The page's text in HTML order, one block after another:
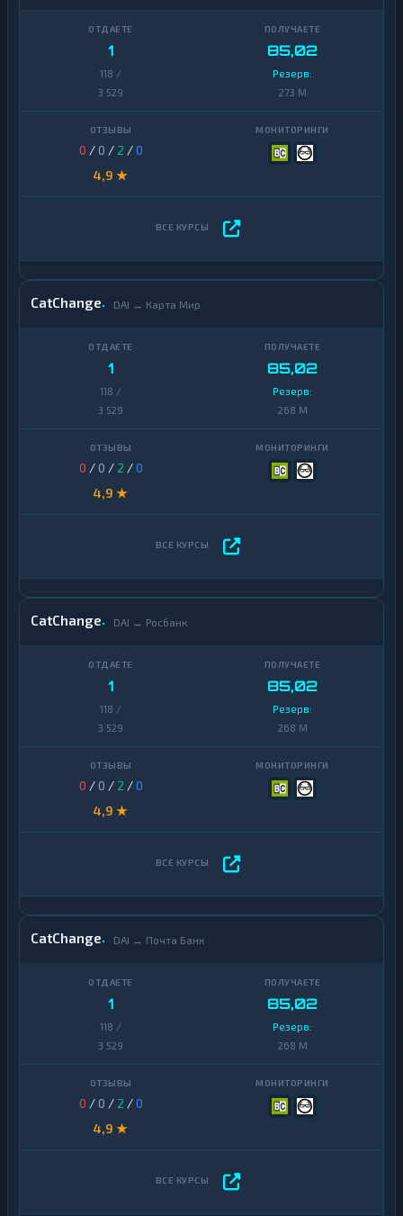
1
118 /
3 529
85,02
Резерв:
273 M
0 / 0 / 2 /0
4,9 ★
CatChange DAI ↔ Карта Мир
1
118 /
3 529
85,02
Резерв:
268 M
0 / 0 / 2 /0
4,9 ★
CatChange DAI ↔ Росбанк
1
118 /
3 529
85,02
Резерв:
268 M
0 / 0 / 2 /0
4,9 ★
CatChange DAI ↔ Почта Банк
1
118 /
3 529
85,02
Резерв:
268 M
0 / 0 / 2 /0
4,9 ★